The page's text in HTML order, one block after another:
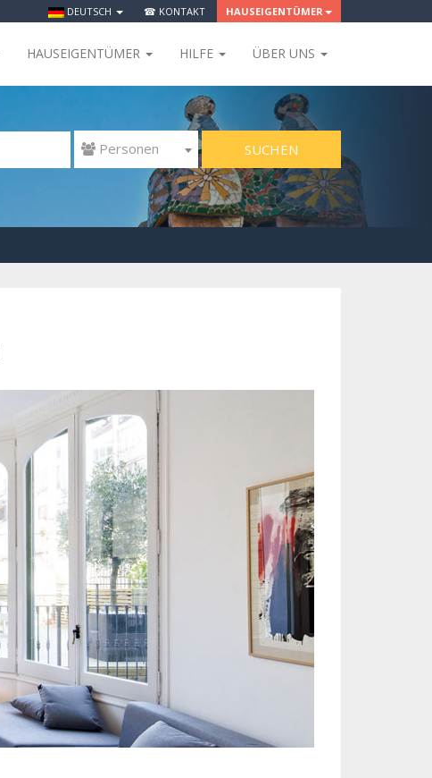
DEUTSCH ☎ KONTAKT HAUSEIGENTÜMER
HAUSEIGENTÜMER HILFE ÜBER UNS
 Personen SUCHEN